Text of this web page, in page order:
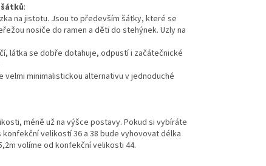
:
na jistotu. Jsou to především šátky, které se
nosiče do ramen a děti do stehýnek. Uzly na
látka se dobře dotahuje, odpustí i začátečnické
minimalistickou alternativu v jednoduché
méně už na výšce postavy. Pokud si vybíráte
velikostí 36 a 38 bude vyhovovat délka
volíme od konfekční velikosti 44.